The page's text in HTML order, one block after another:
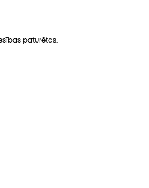
paturētas.